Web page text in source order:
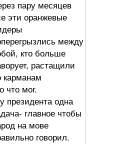
пару месяцев
эти оранжевые
между
кто больше
растащили
карманам
что мог.
президента одна
главное чтобы
на мове
говорил.